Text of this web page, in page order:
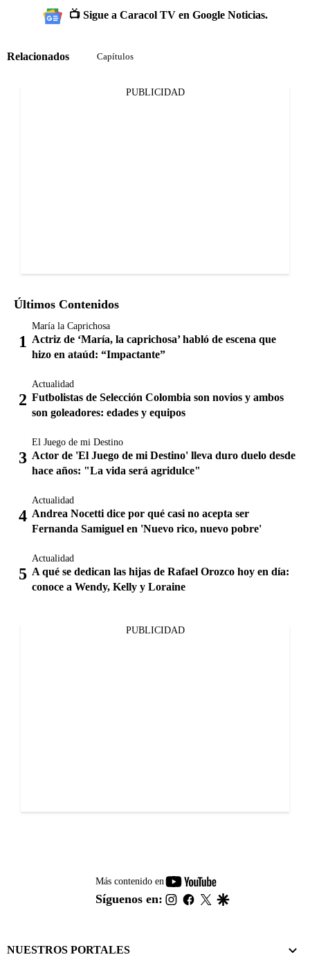
📺 Sigue a Caracol TV en Google Noticias.
Relacionados Capítulos
PUBLICIDAD
Últimos Contenidos
María la Caprichosa
Actriz de ‘María, la caprichosa’ habló de escena que
hizo en ataúd: “Impactante”
Actualidad
Futbolistas de Selección Colombia son novios y ambos
son goleadores: edades y equipos
El Juego de mi Destino
Actor de 'El Juego de mi Destino' lleva duro duelo desde
hace años: "La vida será agridulce"
Actualidad
Andrea Nocetti dice por qué casi no acepta ser
Fernanda Samiguel en 'Nuevo rico, nuevo pobre'
Actualidad
A qué se dedican las hijas de Rafael Orozco hoy en día:
conoce a Wendy, Kelly y Loraine
PUBLICIDAD
Más contenido en
youtube-
footer
Síguenos en: instagram
facebook
twitter
NUESTROS PORTALES